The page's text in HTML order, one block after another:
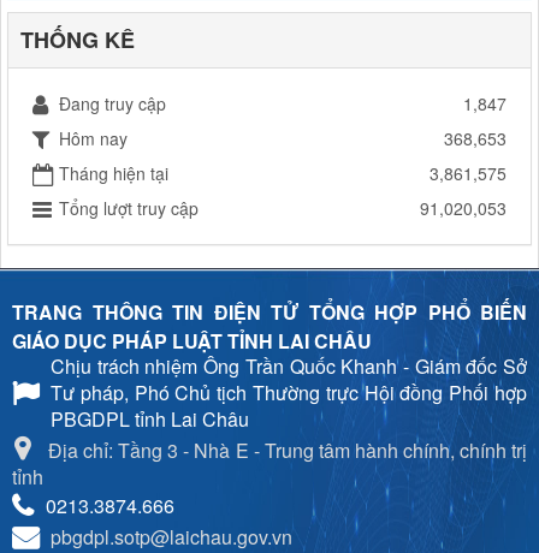
THỐNG KÊ
Đang truy cập
1,847
Hôm nay
368,653
Tháng hiện tại
3,861,575
Tổng lượt truy cập
91,020,053
TRANG THÔNG TIN ĐIỆN TỬ TỔNG HỢP PHỔ BIẾN
GIÁO DỤC PHÁP LUẬT TỈNH LAI CHÂU
Chịu trách nhiệmÔng Trần Quốc Khanh - Giám đốc Sở
Tư pháp, Phó Chủ tịch Thường trực Hội đồng Phối hợp
PBGDPL tỉnh Lai Châu
Địa chỉ: Tầng 3 - Nhà E - Trung tâm hành chính, chính trị
tỉnh
0213.3874.666
pbgdpl.sotp@laichau.gov.vn